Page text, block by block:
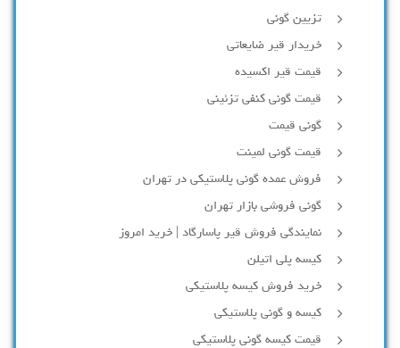
تزیین گونی
خریدار قیر ضایعاتی
قیمت قیر اکسیده
قیمت گونی کنفی تزئینی
گونی قیمت
قیمت گونی لمینت
فروش عمده گونی پلاستیکی در تهران
گونی فروشی بازار تهران
نمایندگی فروش قیر پاسارگاد | خرید امروز
کیسه پلی اتیلن
خرید فروش کیسه پلاستیکی
کیسه و گونی پلاستیکی
قیمت کیسه گونی پلاستیکی